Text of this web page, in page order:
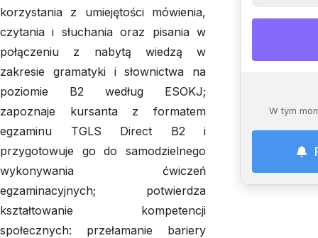
W tym
korzystania z umiejętości mówienia,
czytania i słuchania oraz pisania w
połączeniu z nabytą wiedzą w
zakresie gramatyki i słownictwa na
poziomie B2 według ESOKJ;
zapoznaje kursanta z formatem
egzaminu TGLS Direct B2 i
przygotowuje go do samodzielnego
wykonywania ćwiczeń
egzaminacyjnych; potwierdza
kształtowanie kompetencji
społecznych: przełamanie bariery